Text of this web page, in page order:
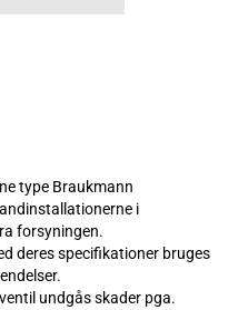
type Braukmann
i
forsyningen.
deres specifikationer bruges
undgås skader pga.